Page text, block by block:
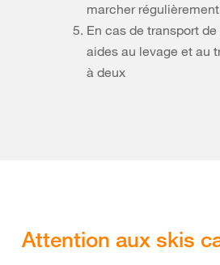
marcher régulièrement
En cas de transport
aides au levage et au
à deux
Attention aux skis